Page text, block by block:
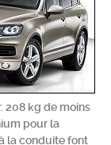
208 kg de moins
pour la
la conduite font